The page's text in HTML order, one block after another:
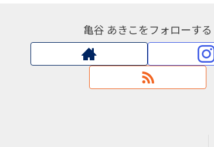
亀谷 あきこをフォローする